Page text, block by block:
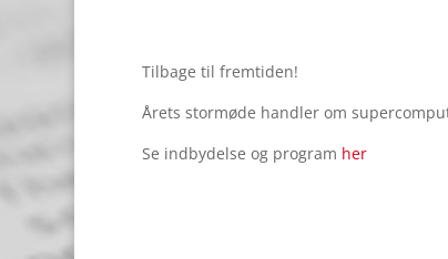
Tilbage til fremtiden!
Årets stormøde handler om
Se indbydelse og program her